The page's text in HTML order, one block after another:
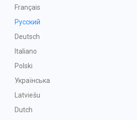
Français
Русский
Deutsch
Italiano
Polski
Українська
Latviešu
Dutch